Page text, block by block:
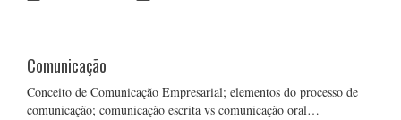
Comunicação
Conceito de Comunicação Empresarial; elementos do processo de
comunicação; comunicação escrita vs comunicação oral…